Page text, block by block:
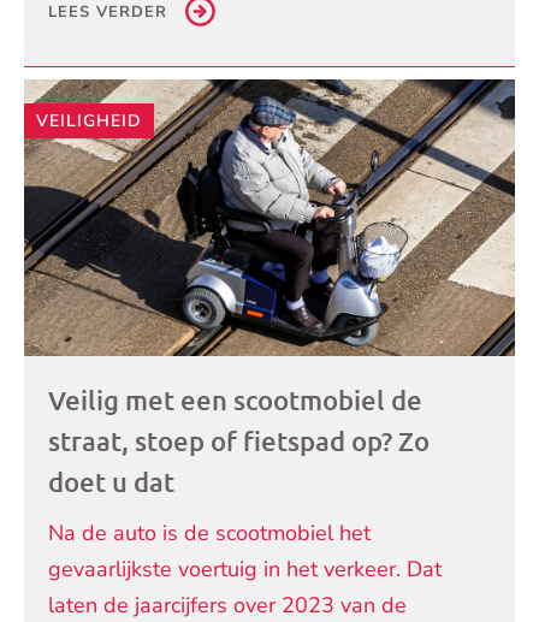
LEES VERDER
VEILIGHEID
Veilig met een scootmobiel de
straat, stoep of fietspad op? Zo
doet u dat
Na de auto is de scootmobiel het
gevaarlijkste voertuig in het verkeer. Dat
laten de jaarcijfers over 2023 van de